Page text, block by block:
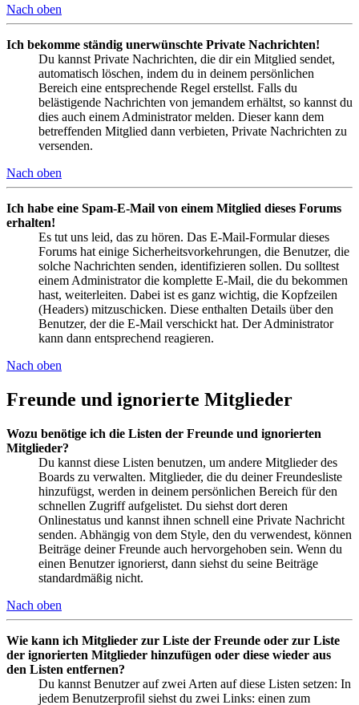
Nach oben
Ich bekomme ständig unerwünschte Private Nachrichten!
Du kannst Private Nachrichten, die dir ein Mitglied sendet,
automatisch löschen, indem du in deinem persönlichen
Bereich eine entsprechende Regel erstellst. Falls du
belästigende Nachrichten von jemandem erhältst, so kannst du
dies auch einem Administrator melden. Dieser kann dem
betreffenden Mitglied dann verbieten, Private Nachrichten zu
versenden.
Nach oben
Ich habe eine Spam-E-Mail von einem Mitglied dieses Forums
erhalten!
Es tut uns leid, das zu hören. Das E-Mail-Formular dieses
Forums hat einige Sicherheitsvorkehrungen, die Benutzer, die
solche Nachrichten senden, identifizieren sollen. Du solltest
einem Administrator die komplette E-Mail, die du bekommen
hast, weiterleiten. Dabei ist es ganz wichtig, die Kopfzeilen
(Headers) mitzuschicken. Diese enthalten Details über den
Benutzer, der die E-Mail verschickt hat. Der Administrator
kann dann entsprechend reagieren.
Nach oben
Freunde und ignorierte Mitglieder
Wozu benötige ich die Listen der Freunde und ignorierten
Mitglieder?
Du kannst diese Listen benutzen, um andere Mitglieder des
Boards zu verwalten. Mitglieder, die du deiner Freundesliste
hinzufügst, werden in deinem persönlichen Bereich für den
schnellen Zugriff aufgelistet. Du siehst dort deren
Onlinestatus und kannst ihnen schnell eine Private Nachricht
senden. Abhängig von dem Style, den du verwendest, können
Beiträge deiner Freunde auch hervorgehoben sein. Wenn du
einen Benutzer ignorierst, dann siehst du seine Beiträge
standardmäßig nicht.
Nach oben
Wie kann ich Mitglieder zur Liste der Freunde oder zur Liste
der ignorierten Mitglieder hinzufügen oder diese wieder aus
den Listen entfernen?
Du kannst Benutzer auf zwei Arten auf diese Listen setzen: In
jedem Benutzerprofil siehst du zwei Links: einen zum